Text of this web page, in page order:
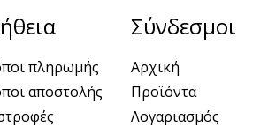
πληρωμής
αποστολής
Σύνδεσμοι
Αρχική
Προϊόντα
Λογαριασμός